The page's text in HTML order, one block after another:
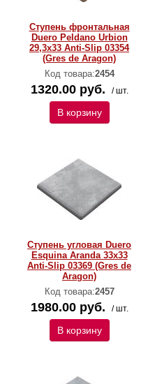
Ступень фронтальная
Duero Peldano Urbion
29,3х33 Anti-Slip 03354
(Gres de Aragon)
Код товара:2454
1320.00 руб. / шт.
В корзину
Ступень угловая Duero
Esquina Aranda 33х33
Anti-Slip 03369 (Gres de
Aragon)
Код товара:2457
1980.00 руб. / шт.
В корзину